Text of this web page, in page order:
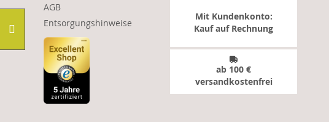
AGB
Entsorgungshinweise
Mit Kundenkonto:
Kauf auf Rechnung
ab 100 €
versandkostenfrei